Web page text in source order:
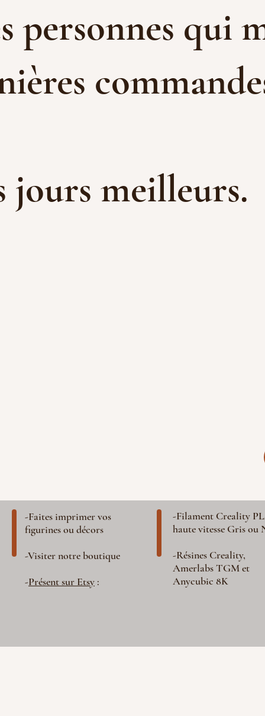
-Faites imprimer vos
figurines ou décors
-Visiter notre boutique
-Présent sur Etsy :
-Filament Creality
haute vitesse Gris ou
-Résines Creality,
Amerlabs TGM et
Anycubic 8K
personnes qui
jours meilleurs.